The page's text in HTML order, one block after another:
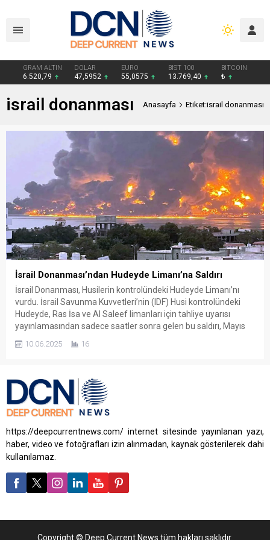
GRAM ALTIN
6.520,79
DOLAR
47,5952
EURO
55,0575
BIST 100
13.769,40
BITCOIN
₺
israil donanması Anasayfa Etiket:israil donanması
İsrail Donanması’ndan Hudeyde Limanı’na Saldırı
İsrail Donanması, Husilerin kontrolündeki Hudeyde Limanı’nı
vurdu. İsrail Savunma Kuvvetleri’nin (IDF) Husi kontrolündeki
Hudeyde, Ras İsa ve Al Saleef limanları için tahliye uyarısı
yayınlamasından sadece saatler sonra gelen bu saldırı, Mayıs
Ancak bu kez, çatışma boyunca ilk kez savaş uçakları yerine
10.06.2025 16
https://deepcurrentnews.com/ internet sitesinde yayınlanan yazı,
haber, video ve fotoğrafları izin alınmadan, kaynak gösterilerek dahi
kullanılamaz.
Copyright © Deep Current News tüm hakları saklıdır.